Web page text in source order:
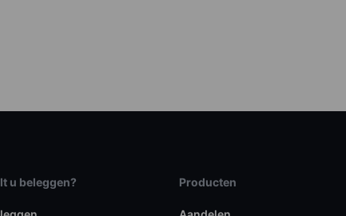
u beleggen? Producten